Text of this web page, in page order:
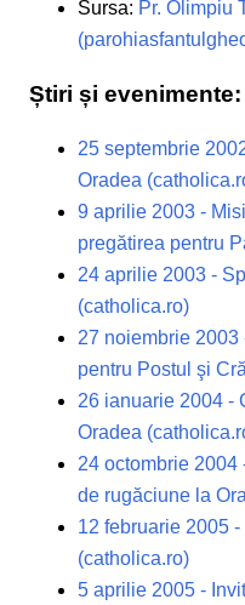
Sursa: Pr. Olimpiu
Știri și evenimente:
25 septembrie
Oradea
9 aprilie 2003 -
pregătirea pentru
24 aprilie 2003 -
(catholica.ro)
27 noiembrie
pentru Postul şi
26 ianuarie 2004 -
Oradea
24 octombrie
de rugăciune la
12 februarie 2005 -
(catholica.ro)
5 aprilie 2005 -